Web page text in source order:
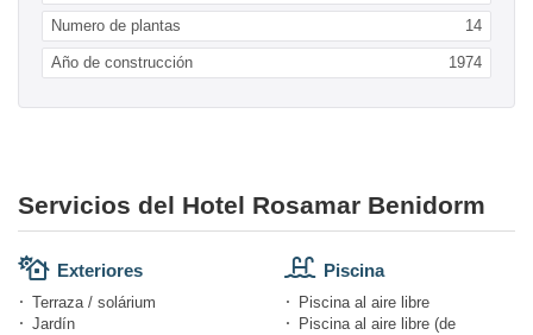
Numero de plantas 14
Año de construcción 1974
Servicios del Hotel Rosamar Benidorm
Exteriores
Terraza / solárium
Jardín
Piscina
Piscina al aire libre
Piscina al aire libre (de